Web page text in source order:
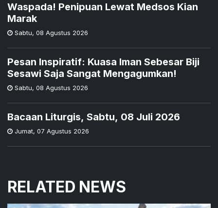
Waspada! Penipuan Lewat Medsos Kian
Marak
Sabtu, 08 Agustus 2026
Pesan Inspiratif: Kuasa Iman Sebesar Biji
Sesawi Saja Sangat Mengagumkan!
Sabtu, 08 Agustus 2026
Bacaan Liturgis, Sabtu, 08 Juli 2026
Jumat, 07 Agustus 2026
RELATED NEWS